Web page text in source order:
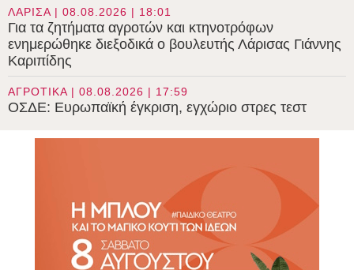
ΛΑΡΙΣΑ | 08.08.2026 | 18:01
Για τα ζητήματα αγροτών και κτηνοτρόφων
ενημερώθηκε διεξοδικά ο βουλευτής Λάρισας Γιάννης
Καριπίδης
ΑΓΡΟΤΙΚΑ | 08.08.2026 | 17:59
ΟΣΔΕ: Ευρωπαϊκή έγκριση, εγχώριο στρες τεστ